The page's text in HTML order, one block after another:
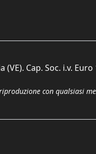
Cap. Soc. i.v. Euro
con qualsiasi